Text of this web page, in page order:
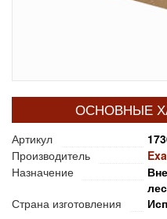
ОСНОВНЫЕ
Артикул
Производитель
Назначение
Страна изготовления